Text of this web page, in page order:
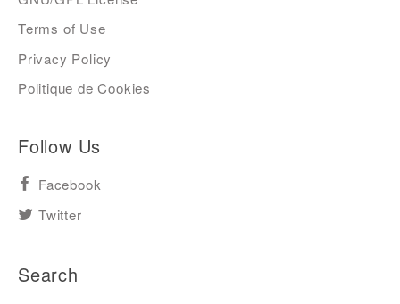
Terms of Use
Privacy Policy
Politique de Cookies
Follow Us
Facebook
Twitter
Search